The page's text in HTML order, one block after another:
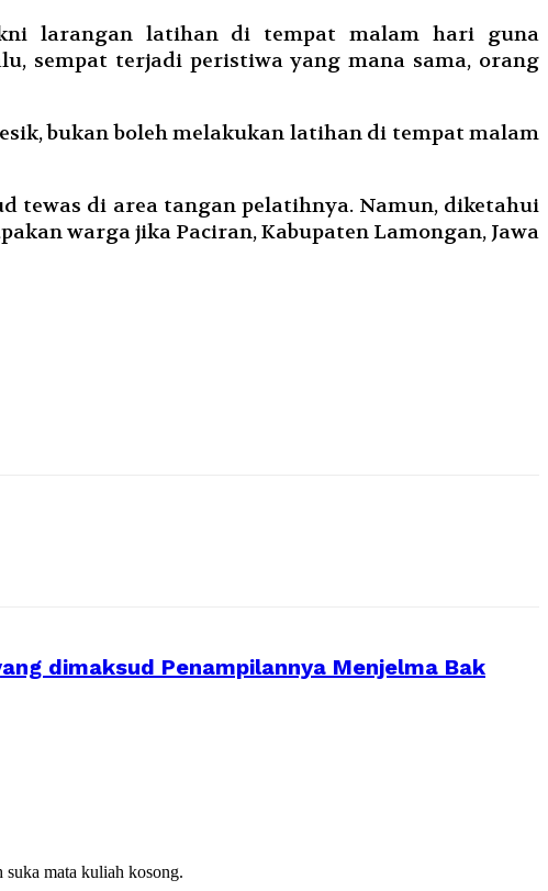
larangan latihan di tempat malam hari guna
sempat terjadi peristiwa yang mana sama, orang
bukan boleh melakukan latihan di tempat malam
tewas di area tangan pelatihnya. Namun, diketahui
warga jika Paciran, Kabupaten Lamongan, Jawa
dimaksud Penampilannya Menjelma Bak
suka mata kuliah kosong.